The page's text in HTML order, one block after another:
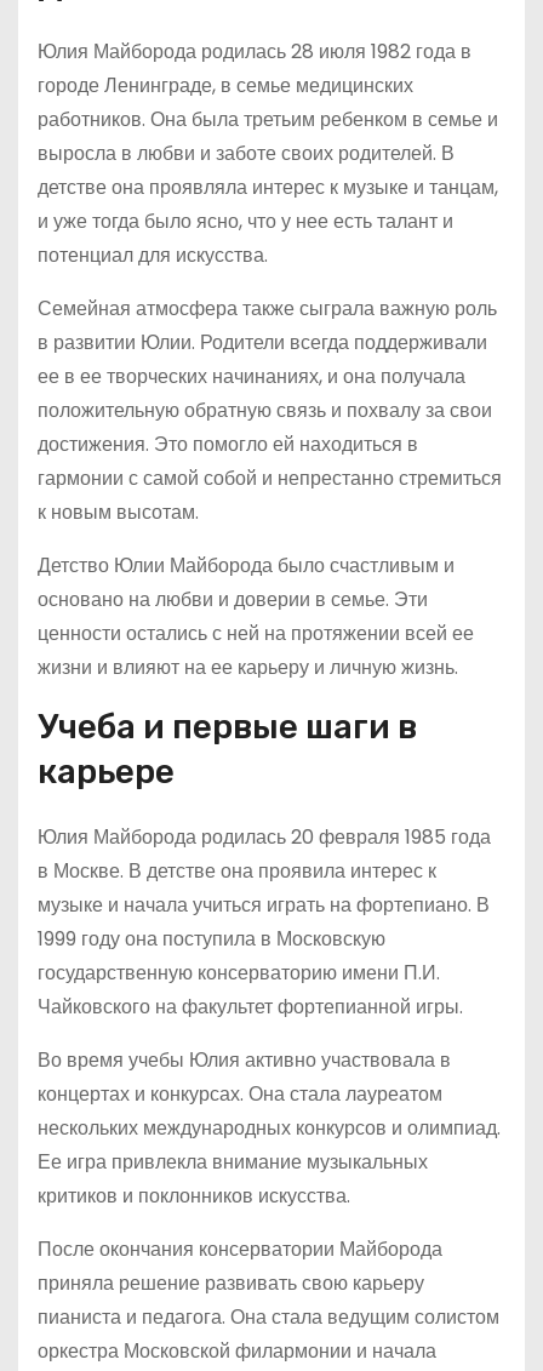
Юлия Майборода родилась 28 июля 1982 года в
городе Ленинграде, в семье медицинских
работников. Она была третьим ребенком в семье и
выросла в любви и заботе своих родителей. В
детстве она проявляла интерес к музыке и танцам,
и уже тогда было ясно, что у нее есть талант и
потенциал для искусства.
Семейная атмосфера также сыграла важную роль
в развитии Юлии. Родители всегда поддерживали
ее в ее творческих начинаниях, и она получала
положительную обратную связь и похвалу за свои
достижения. Это помогло ей находиться в
гармонии с самой собой и непрестанно стремиться
к новым высотам.
Детство Юлии Майборода было счастливым и
основано на любви и доверии в семье. Эти
ценности остались с ней на протяжении всей ее
жизни и влияют на ее карьеру и личную жизнь.
Учеба и первые шаги в
карьере
Юлия Майборода родилась 20 февраля 1985 года
в Москве. В детстве она проявила интерес к
музыке и начала учиться играть на фортепиано. В
1999 году она поступила в Московскую
государственную консерваторию имени П.И.
Чайковского на факультет фортепианной игры.
Во время учебы Юлия активно участвовала в
концертах и конкурсах. Она стала лауреатом
нескольких международных конкурсов и олимпиад.
Ее игра привлекла внимание музыкальных
критиков и поклонников искусства.
После окончания консерватории Майборода
приняла решение развивать свою карьеру
пианиста и педагога. Она стала ведущим солистом
оркестра Московской филармонии и начала